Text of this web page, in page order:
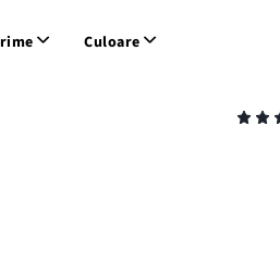
Culoare